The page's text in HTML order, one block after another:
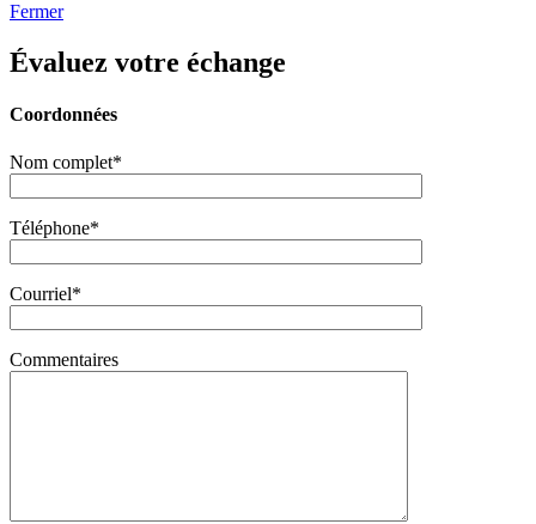
Fermer
Évaluez votre échange
Coordonnées
Nom complet*
Téléphone*
Courriel*
Commentaires